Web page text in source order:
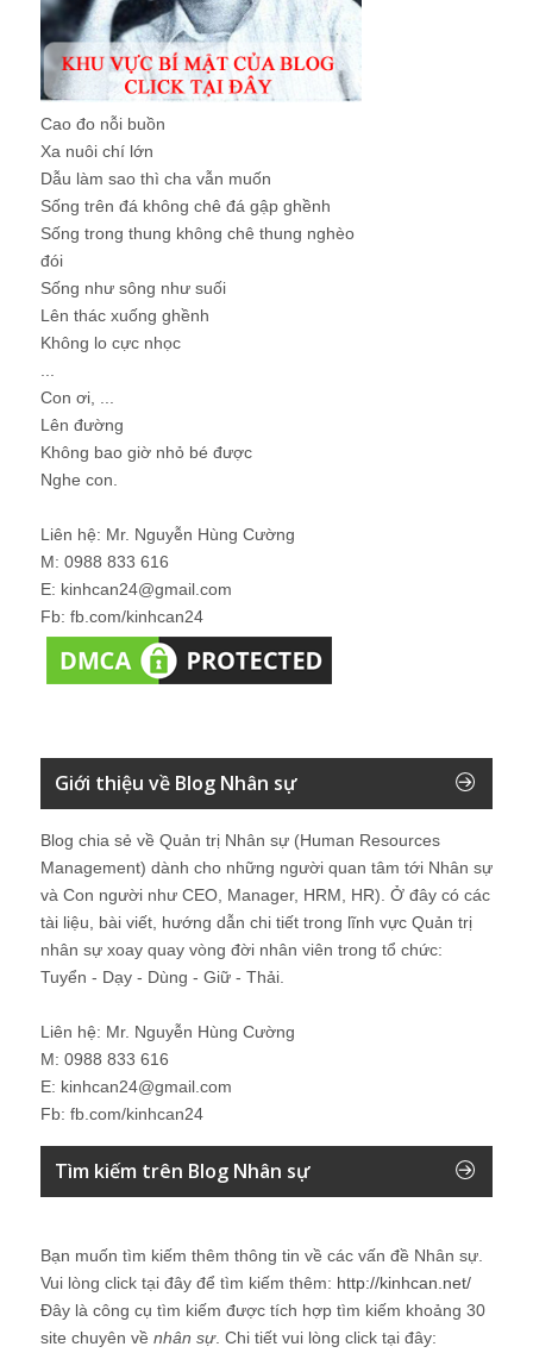
Cao đo nỗi buồn
Xa nuôi chí lớn
Dẫu làm sao thì cha vẫn muốn
Sống trên đá không chê đá gập ghềnh
Sống trong thung không chê thung nghèo
đói
Sống như sông như suối
Lên thác xuống ghềnh
Không lo cực nhọc
Con ơi, ...
Lên đường
Không bao giờ nhỏ bé được
Nghe con.
Liên hệ: Mr. Nguyễn Hùng Cường
M: 0988 833 616
E: kinhcan24@gmail.com
Fb: fb.com/kinhcan24
Giới thiệu về Blog Nhân sự
Blog chia sẻ về Quản trị Nhân sự (Human Resources
Management) dành cho những người quan tâm tới Nhân sự
và Con người như CEO, Manager, HRM, HR). Ở đây có các
tài liệu, bài viết, hướng dẫn chi tiết trong lĩnh vực Quản trị
nhân sự xoay quay vòng đời nhân viên trong tổ chức:
Tuyển - Dạy - Dùng - Giữ - Thải.
Liên hệ: Mr. Nguyễn Hùng Cường
M: 0988 833 616
E: kinhcan24@gmail.com
Fb: fb.com/kinhcan24
Tìm kiếm trên Blog Nhân sự
Bạn muốn tìm kiếm thêm thông tin về các vấn đề Nhân sự
Vui lòng click tại đây để tìm kiếm thêm: http://kinhcan.net/
Đây là công cụ tìm kiếm được tích hợp tìm kiếm khoảng 30
site chuyên về nhân sự. Chi tiết vui lòng click tại đây: